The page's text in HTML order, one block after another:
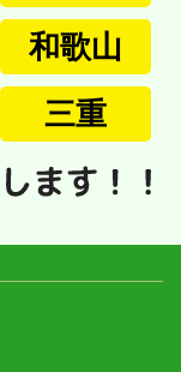
和歌山
三重